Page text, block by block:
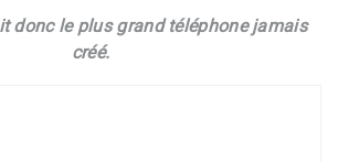
donc le plus grand téléphone jamais
créé.